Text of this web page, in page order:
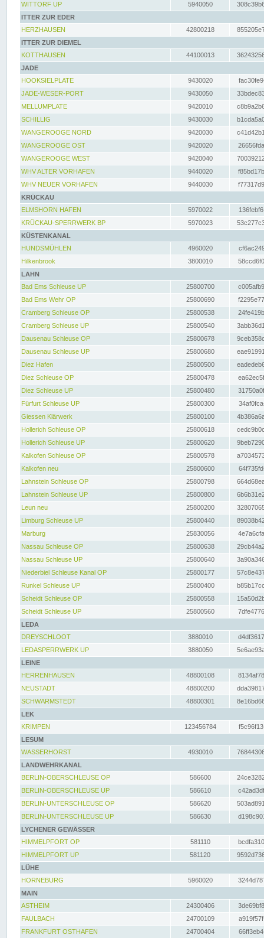
WITTORF UP
5940050
ITTER ZUR EDER
HERZHAUSEN
42800218
ITTER ZUR DIEMEL
KOTTHAUSEN
44100013
JADE
HOOKSIELPLATE
9430020
JADE-WESER-PORT
9430050
MELLUMPLATE
9420010
SCHILLIG
9430030
WANGEROOGE NORD
9420030
WANGEROOGE OST
9420020
WANGEROOGE WEST
9420040
WHV ALTER VORHAFEN
9440020
WHV NEUER VORHAFEN
9440030
KRÜCKAU
ELMSHORN HAFEN
5970022
KRÜCKAU-SPERRWERK BP
5970023
KÜSTENKANAL
HUNDSMÜHLEN
4960020
Hilkenbrook
3800010
LAHN
Bad Ems Schleuse UP
25800700
Bad Ems Wehr OP
25800690
Cramberg Schleuse OP
25800538
Cramberg Schleuse UP
25800540
Dausenau Schleuse OP
25800678
Dausenau Schleuse UP
25800680
Diez Hafen
25800500
Diez Schleuse OP
25800478
Diez Schleuse UP
25800480
Fürfurt Schleuse UP
25800300
Giessen Klärwerk
25800100
Hollerich Schleuse OP
25800618
Hollerich Schleuse UP
25800620
Kalkofen Schleuse OP
25800578
Kalkofen neu
25800600
Lahnstein Schleuse OP
25800798
Lahnstein Schleuse UP
25800800
Leun neu
25800200
Limburg Schleuse UP
25800440
Marburg
25830056
Nassau Schleuse OP
25800638
Nassau Schleuse UP
25800640
Niederbiel Schleuse Kanal OP
25800177
Runkel Schleuse UP
25800400
Scheidt Schleuse OP
25800558
Scheidt Schleuse UP
25800560
LEDA
DREYSCHLOOT
3880010
LEDASPERRWERK UP
3880050
LEINE
HERRENHAUSEN
48800108
NEUSTADT
48800200
SCHWARMSTEDT
48800301
LEK
KRIMPEN
123456784
LESUM
WASSERHORST
4930010
LANDWEHRKANAL
BERLIN-OBERSCHLEUSE OP
586600
BERLIN-OBERSCHLEUSE UP
586610
BERLIN-UNTERSCHLEUSE OP
586620
BERLIN-UNTERSCHLEUSE UP
586630
LYCHENER GEWÄSSER
HIMMELPFORT OP
581110
HIMMELPFORT UP
581120
LÜHE
HORNEBURG
5960020
MAIN
ASTHEIM
24300406
FAULBACH
24700109
FRANKFURT OSTHAFEN
24700404